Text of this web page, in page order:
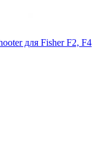
для Fisher F2, F4